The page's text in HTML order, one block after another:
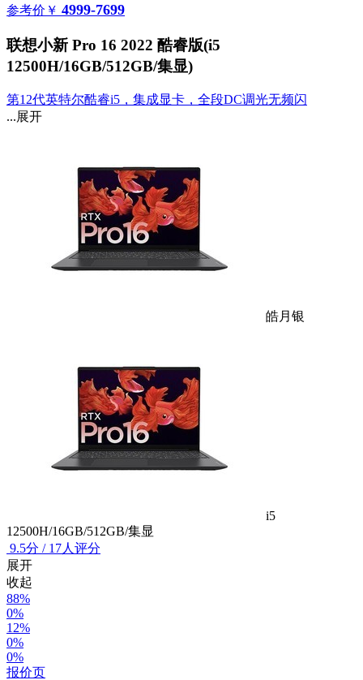
参考价 ￥ 4999-7699
联想小新 Pro 16 2022 酷睿版(i5
12500H/16GB/512GB/集显)
第12代英特尔酷睿i5，集成显卡，全段DC调光无频闪
...展开
皓月银
i5
12500H/16GB/512GB/集显
9.5分 / 17人评分
展开
收起
88%
0%
12%
0%
0%
报价页